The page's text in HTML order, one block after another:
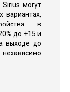
могут
вариантах,
в
до +15 и
выходе до
независимо